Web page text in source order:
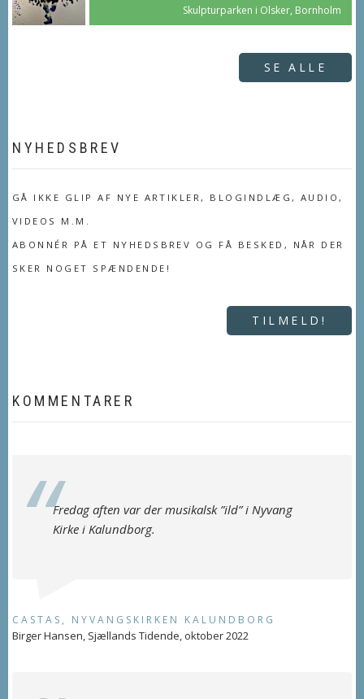
Skulpturparken i Olsker, Bornholm
SE ALLE
NYHEDSBREV
GÅ IKKE GLIP AF NYE ARTIKLER, BLOGINDLÆG, AUDIO,
VIDEOS M.M.
ABONNÉR PÅ ET NYHEDSBREV OG FÅ BESKED, NÅR DER
SKER NOGET SPÆNDENDE!
TILMELD!
KOMMENTARER
Fredag aften var der musikalsk ”ild” i Nyvang
Kirke i Kalundborg.
CASTAS, NYVANGSKIRKEN KALUNDBORG
Birger Hansen, Sjællands Tidende, oktober 2022